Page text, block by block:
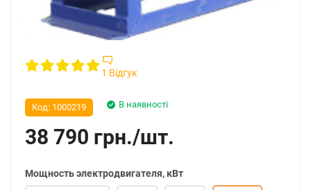
1 Відгук
В наявності
Код: 1000219
38 790 грн./шт.
Мощность электродвигателя, кВт